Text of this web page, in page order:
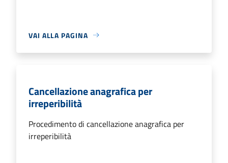
VAI ALLA PAGINA
Cancellazione anagrafica per
irreperibilità
Procedimento di cancellazione anagrafica per
irreperibilità